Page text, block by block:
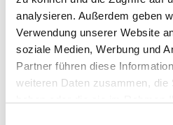
analysieren. Außerdem geben
Verwendung unserer Website
soziale Medien, Werbung und
Partner führen diese
weiteren Daten zusammen, die
Genesungskarten